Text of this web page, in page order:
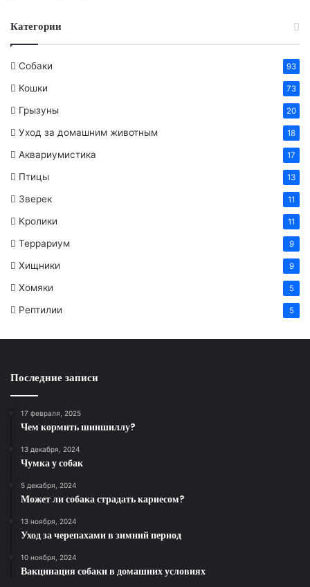
Категории
Собаки 93
Кошки 73
Грызуны 20
Уход за домашним животным 18
Аквариумистика 17
Птицы 13
Зверек 11
Кролики 11
Террариум 9
Хищники 9
Хомяки 5
Рептилии 5
Последние записи
17 февраля, 2025
Чем кормить шиншиллу?
13 декабря, 2024
Чумка у собак
5 декабря, 2024
Может ли собака страдать кариесом?
13 ноября, 2024
Уход за черепахами в зимний период
10 ноября, 2024
Вакцинация собаки в домашних условиях